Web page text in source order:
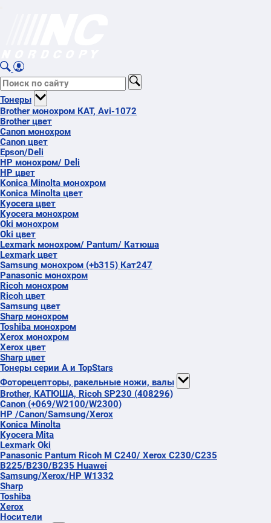
Тонеры
Brother монохром КАТ, Avi-1072
Brother цвет
Canon монохром
Canon цвет
Epson/Deli
HP монохром/ Deli
HP цвет
Konica Minolta монохром
Konica Minolta цвет
Kyocera цвет
Kyocera монохром
Oki монохром
Oki цвет
Lexmark монохром/ Pantum/ Катюша
Lexmark цвет
Samsung монохром (+b315) Кат247
Panasonic монохром
Ricoh монохром
Ricoh цвет
Samsung цвет
Sharp монохром
Toshiba монохром
Xerox монохром
Xerox цвет
Sharp цвет
Тонеры серии А и TopStars
Фоторецепторы, ракельные ножи, валы
Brother, КАТЮША, Ricoh SP230 (408296)
Canon (+069/W2100/W2300)
HP /Canon/Samsung/Xerox
Konica Minolta
Kyocera Mita
Lexmark Oki
Panasonic Pantum Ricoh M C240/ Xerox C230/C235
B225/B230/B235 Huawei
Samsung/Xerox/HP W1332
Sharp
Toshiba
Xerox
Носители